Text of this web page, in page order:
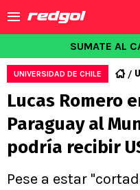
SUMATE AL
UNIVERSIDAD DE CHILE
Lucas Romero
Paraguay al
podría recibir
Pese a estar